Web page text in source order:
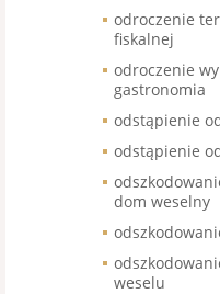
odroczenie
fiskalnej
odroczenie
gastronomia
odstąpienie
odstąpienie
dom weselny
weselu